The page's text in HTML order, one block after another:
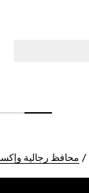
محافظ رجالية